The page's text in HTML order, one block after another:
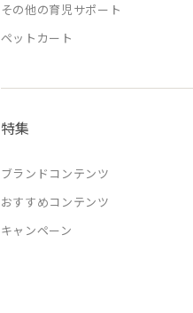
その他の育児サポート
ペットカート
特集
ブランドコンテンツ
おすすめコンテンツ
キャンペーン